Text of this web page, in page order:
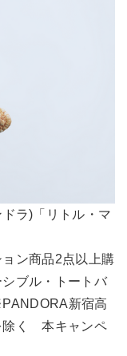
ラ)「リトル・マ
ン商品2点以上購
ブル・トートバ
新宿高
除く 本キャンペ